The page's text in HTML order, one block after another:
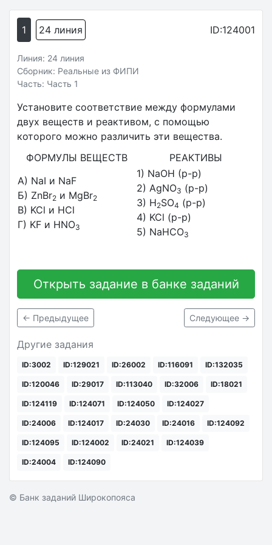
1 24 линия ID:124001
Линия: 24 линия
Сборник: Реальные из ФИПИ
Часть: Часть 1
Установите соответствие между формулами
двух веществ и реактивом, с помощью
которого можно различить эти вещества.
ФОРМУЛЫ ВЕЩЕСТВ
РЕАКТИВЫ
А) NaI и NaF
Б) ZnBr2 и MgBr2
В) KCl и HCl
Г) KF и HNO3
1) NaOH (р-р)
2) AgNO3 (р-р)
3) H2SO4 (р-р)
4) KCl (р-р)
5) NaHCO3
Открыть задание в банке заданий
← Предыдущее Следующее →
Другие задания
ID:3002 ID:129021 ID:26002 ID:116091 ID:132035
ID:120046 ID:29017 ID:113040 ID:32006 ID:18021
ID:124119 ID:124071 ID:124050 ID:124027
ID:24006 ID:124017 ID:24030 ID:24016 ID:124092
ID:124095 ID:124002 ID:24021 ID:124039
ID:24004 ID:124090
© Банк заданий Широкопояса